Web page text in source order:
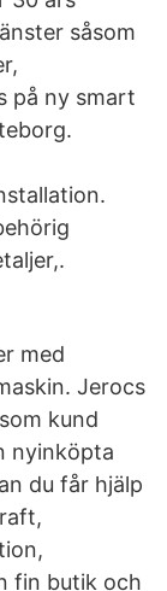
såsom
på ny smart
med
Jerocs
kund
nyinköpta
du får hjälp
fin butik och